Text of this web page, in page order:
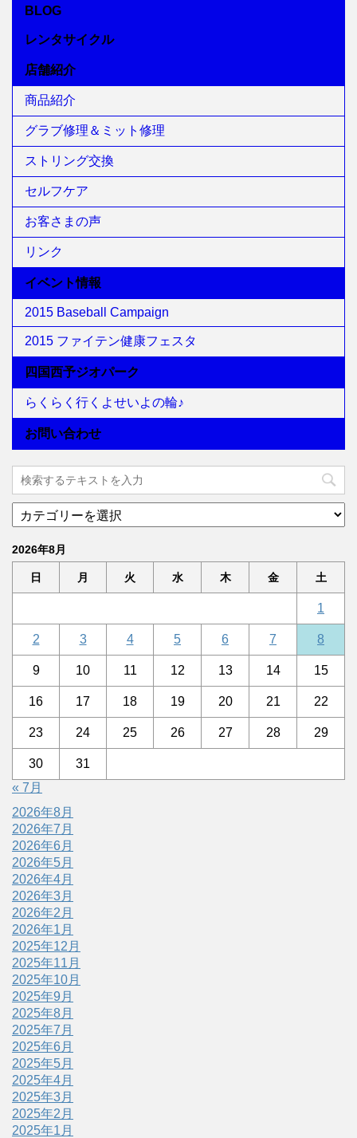
BLOG
レンタサイクル
店舗紹介
商品紹介
グラブ修理＆ミット修理
ストリング交換
セルフケア
お客さまの声
リンク
イベント情報
2015 Baseball Campaign
2015 ファイテン健康フェスタ
四国西予ジオパーク
らくらく行くよせいよの輪♪
お問い合わせ
2026年8月
日 月 火 水 木 金 土
1
2 3 4 5 6 7 8
9 10 11 12 13 14 15
16 17 18 19 20 21 22
23 24 25 26 27 28 29
30
31
« 7月
2026年8月
2026年7月
2026年6月
2026年5月
2026年4月
2026年3月
2026年2月
2026年1月
2025年12月
2025年11月
2025年10月
2025年9月
2025年8月
2025年7月
2025年6月
2025年5月
2025年4月
2025年3月
2025年2月
2025年1月